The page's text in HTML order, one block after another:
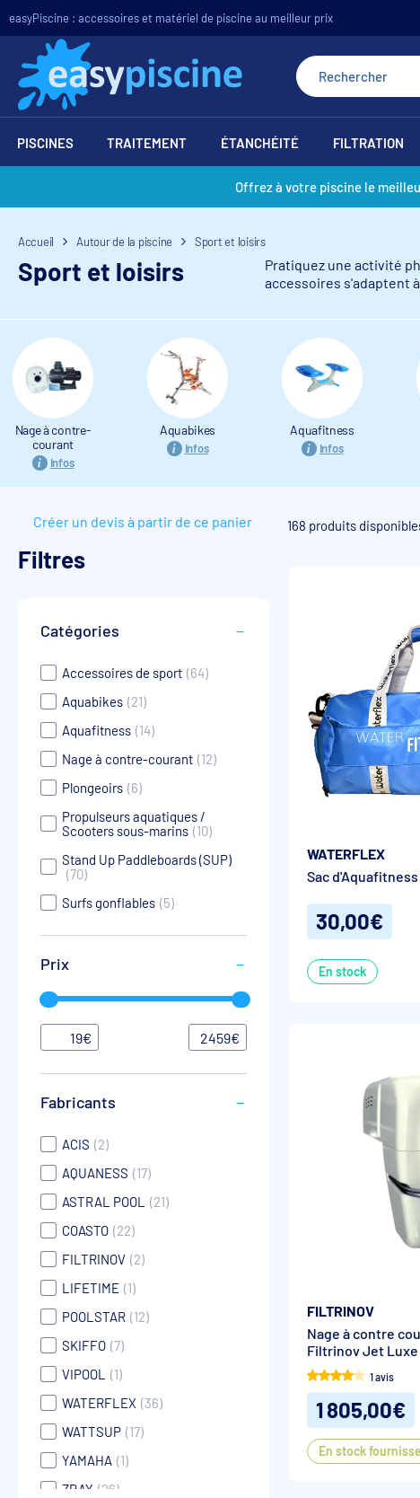
easyPiscine : accessoires et matériel de piscine au meilleur prix
PISCINES TRAITEMENT ÉTANCHÉITÉ FILTRATION
Offrez à votre piscine le
Accueil Autour de la piscine Sport et loisirs
Sport et loisirs
Pratiquez une activité
accessoires s'adaptent
Nage à contre-
courant
Infos
Aquabikes
Infos
Aquafitness
Infos
Créer un devis à partir de ce panier
Filtres
Catégories
Accessoires de sport (64)
Aquabikes (21)
Aquafitness (14)
Nage à contre-courant (12)
Plongeoirs (6)
Propulseurs aquatiques /
Scooters sous-marins (10)
Stand Up Paddleboards (SUP)
(70)
Surfs gonflables (5)
Prix
19€ 2459€
Fabricants
ACIS (2)
AQUANESS (17)
ASTRAL POOL
(21)
COASTO (22)
FILTRINOV (2)
LIFETIME (1)
POOLSTAR (12)
SKIFFO (7)
VIPOOL
(1)
WATERFLEX (36)
WATTSUP (17)
YAMAHA (1)
ZRAY (26)
168 produits
WATERFLEX
Sac
30,00€
En stock
FILTRINOV
Nage à contre
Filtrinov Jet Luxe
1 avis
1 805,00€
En stock